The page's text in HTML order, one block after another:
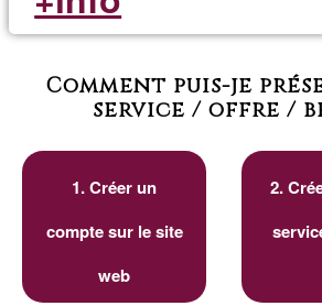
Comment puis-je
service / offre /
1. Créer un
compte sur le site
web
2.